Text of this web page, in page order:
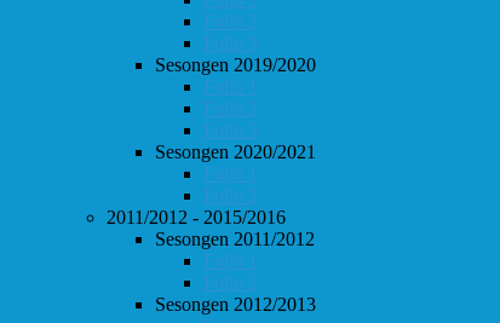
Follo 2
Follo 3
Sesongen 2019/2020
Follo 1
Follo 2
Follo 3
Sesongen 2020/2021
Follo 1
Follo 2
2011/2012 - 2015/2016
Sesongen 2011/2012
Follo 1
Follo 2
Sesongen 2012/2013